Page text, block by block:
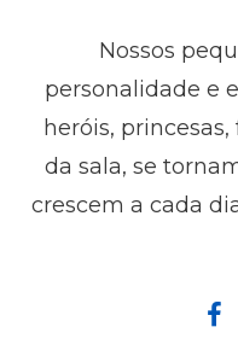
Nossos
personalidade e
heróis,
da sala, se
crescem a cada